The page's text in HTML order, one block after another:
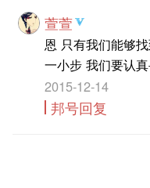
萱萱
恩 只有我们能够
一小步 我们要认
2015-12-14
邦号回复